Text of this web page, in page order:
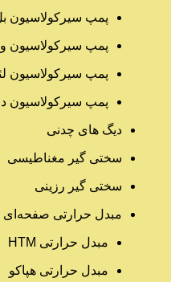
پمپ سیرکولاسیون
پمپ سیرکولاسیون
پمپ سیرکولاسیون
پمپ سیرکولاسیون
دیگ های چدنی
سختی گیر مغناطیسی
سختی گیر رزینی
مبدل حرارتی صفحه‌ای
مبدل حرارتی HTM‎
مبدل حرارتی هپاکو